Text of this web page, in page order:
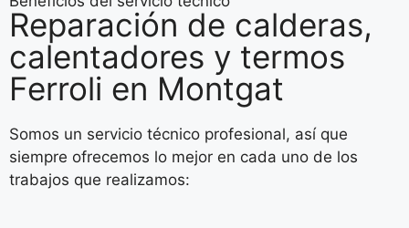
Reparación de calderas,
calentadores y termos
Ferroli en Montgat
Somos un servicio técnico profesional, así que
siempre ofrecemos lo mejor en cada uno de los
trabajos que realizamos: